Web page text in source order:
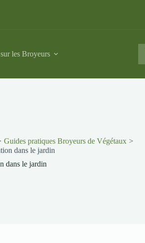
les Broyeurs
Guides pratiques Broyeurs de Végétaux
dans le jardin
dans le jardin